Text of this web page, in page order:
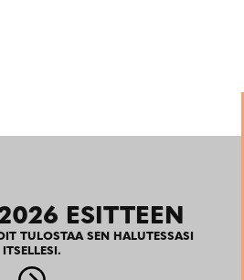
ESITTEEN
TULOSTAA SEN HALUTESSASI
ITSELLESI.